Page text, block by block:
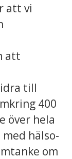
att vi
att
till
400
över hela
hälso-
om